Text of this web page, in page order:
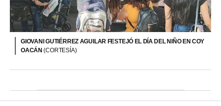
GIOVANI GUTIÉRREZ AGUILAR FESTEJÓ EL DÍA DEL NIÑO EN COY
OACÁN(CORTESÍA)